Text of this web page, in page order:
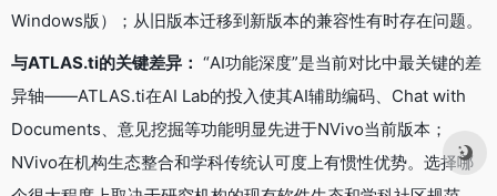
Windows版）；从旧版本迁移到新版本的兼容性有时存在问题。
与ATLAS.ti的关键差异： “AI功能深度”是当前对比中最关键的差
异轴——ATLAS.ti在AI Lab的投入使其AI辅助编码、Chat with
Documents、意见挖掘等功能明显先进于NVivo当前版本；
NVivo在机构生态整合和学科传统认可度上有惯性优势。选择哪